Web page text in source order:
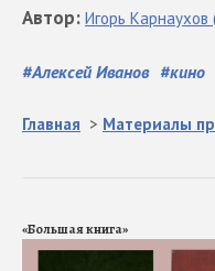
#Алексей Иванов #кино
Автор: Игорь Карнаухов
Главная > Материалы
«Большая книга»